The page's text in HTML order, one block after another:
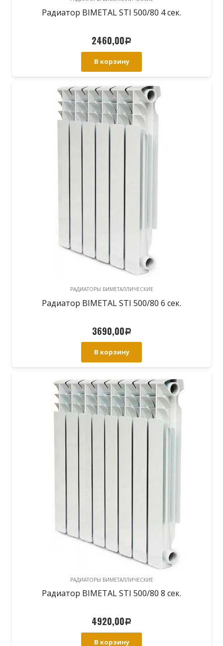
Радиатор BIMETAL STI 500/80 4 сек.
2460,00Р
В корзину
РАДИАТОРЫ БИМЕТАЛЛИЧЕСКИЕ
Радиатор BIMETAL STI 500/80 6 сек.
3690,00Р
В корзину
РАДИАТОРЫ БИМЕТАЛЛИЧЕСКИЕ
Радиатор BIMETAL STI 500/80 8 сек.
4920,00Р
В корзину